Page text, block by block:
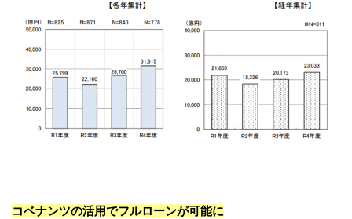
コベナンツの活用でフルローンが可能に